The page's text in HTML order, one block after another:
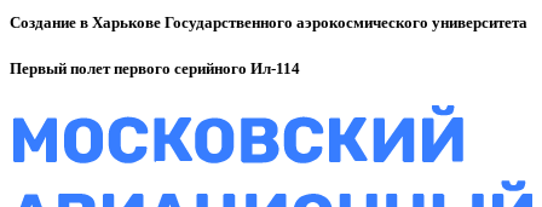
Создание в Харькове Государственного аэрокосмического университета
Первый полет первого серийного Ил-114